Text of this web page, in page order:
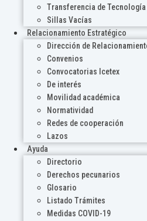
Transferencia de Tecnología
Sillas Vacías
Relacionamiento Estratégico
Dirección de
Convenios
Convocatorias Icetex
De interés
Movilidad académica
Normatividad
Redes de cooperación
Lazos
Ayuda
Directorio
Derechos pecunarios
Glosario
Listado Trámites
Medidas COVID-19